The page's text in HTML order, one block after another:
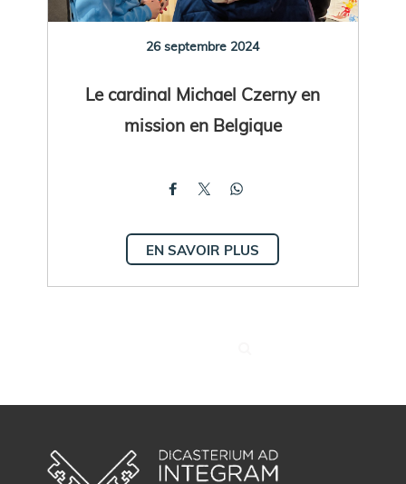
26 septembre 2024
Le cardinal Michael Czerny en
mission en Belgique
EN SAVOIR PLUS